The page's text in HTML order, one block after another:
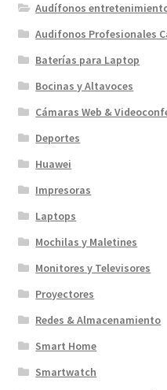
Audífonos
Audifonos Profesionales
Baterías para Laptop
Bocinas y Altavoces
Cámaras Web &
Deportes
Huawei
Impresoras
Laptops
Mochilas y Maletines
Monitores y Televisores
Proyectores
Redes & Almacenamiento
Smart Home
Smartwatch